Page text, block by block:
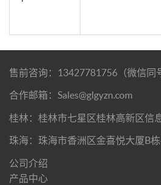
售前咨询：13427781756（微信同
合作邮箱：Sales@glgyzn.com
桂林：桂林市七星区桂林高新区信
珠海：珠海市香洲区金喜悦大厦B
公司介绍
产品中心